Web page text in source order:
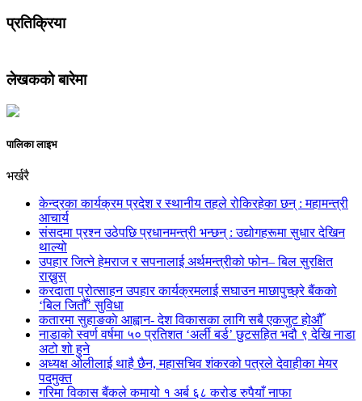
प्रतिक्रिया
लेखकको बारेमा
पालिका लाइभ
भर्खरै
केन्द्रका कार्यक्रम प्रदेश र स्थानीय तहले रोकिरहेका छन् : महामन्त्री
आचार्य
संसदमा प्रश्न उठेपछि प्रधानमन्त्री भन्छन् : उद्योगहरूमा सुधार देखिन
थाल्यो
उपहार जित्ने हेमराज र सपनालाई अर्थमन्त्रीको फोन– बिल सुरक्षित
राख्नुस्
करदाता प्रोत्साहन उपहार कार्यक्रमलाई सघाउन माछापुच्छ्रे बैंकको
‘बिल जितौँ’ सुविधा
कतारमा सुहाङकाे आह्वान- देश विकासका लागि सबै एकजुट होऔँ
नाडाको स्वर्ण वर्षमा ५० प्रतिशत ‘अर्ली बर्ड’ छुटसहित भदौ ९ देखि नाडा
अटो शो हुने
अध्यक्ष ओलीलाई थाहै छैन, महासचिव शंकरको पत्रले देवाहीका मेयर
पदमुक्त
गरिमा विकास बैंकले कमायो १ अर्ब ६८ करोड रुपैयाँ नाफा